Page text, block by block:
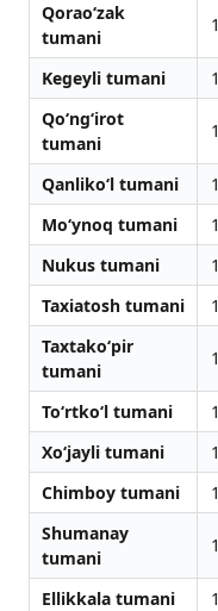
Qorao‘zak
tumani
Kegeyli tumani
Qo‘ng‘irot
tumani
Qanliko‘l tumani
Mo‘ynoq tumani
Nukus tumani
Taxiatosh tumani
Taxtako‘pir
tumani
To‘rtko‘l tumani
Xo‘jayli tumani
Chimboy tumani
Shumanay
tumani
Ellikkala tumani